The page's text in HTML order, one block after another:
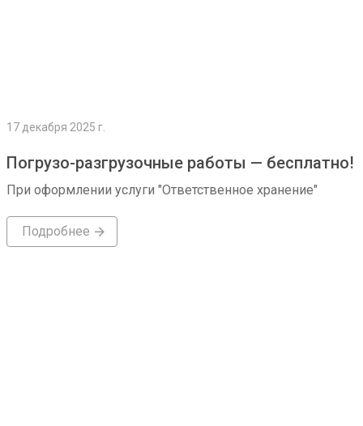
17 декабря 2025 г.
Погрузо-разгрузочные работы — бесплатно!
При оформлении услуги "Ответственное хранение"
Подробнее